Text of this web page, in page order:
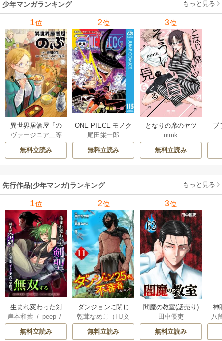
少年マンガランキング もっと見る
1位
異世界居酒屋「の
ぶ」
ヴァージニア二等
兵/蝉川夏哉/転
無料立読み
2位
ONE PIECE モノク
ロ版
尾田栄一郎
無料立読み
3位
となりの席のヤツ
がそういう目で見
てくる
mmk
無料立読み
ブ
先行作品(少年マンガ)ランキング もっと見る
1位
生まれ変わった剣
聖、剣士が冷遇さ
れる魔術至上主義
の学園で無双する
岸本和葉/ peep/
染野静也 /
/taskey STUDI
無料立読み
2位
ダンジョンに閉じ
込められて25年。
救出されたときに
は立派な不審者に
乾茸なめこ（HJ文
庫／ホビージャパ
ン刊）/御手洗太
無料立読み
3位
閻魔の教室(話売り)
田中優吏
無料立読み
神
八